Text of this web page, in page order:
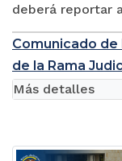
deberá reportar
Comunicado
de la Rama
Más detalles